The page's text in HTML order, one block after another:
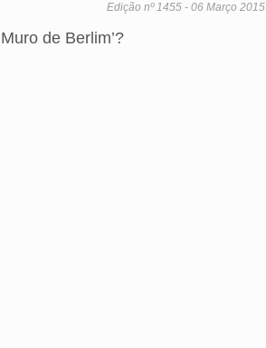
Edição nº 1455 - 06 Março 2015
de Berlim’?